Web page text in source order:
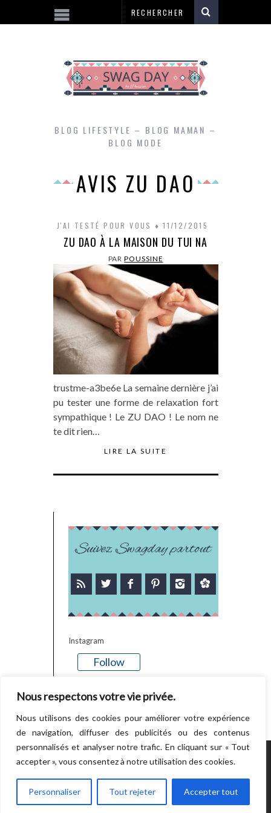
Nous respectons votre vie privée.
Nous utilisons des cookies pour améliorer votre expérience
de navigation, diffuser des publicités ou des contenus
personnalisés et analyser notre trafic. En cliquant sur « Tout
accepter », vous consentez à notre utilisation des cookies.
Personnaliser Tout rejeter Accepter tout
BLOG LIFESTYLE – BLOG MAMAN –
BLOG MODE
AVIS ZU DAO
J'AI TESTÉ POUR VOUS 11/12/2015
ZU DAO À LA MAISON DU TUI NA
PARPOUSSINE
trustme-a3be6e La semaine dernière j’ai
pu tester une forme de relaxation fort
sympathique ! Le ZU DAO ! Le nom ne
te dit rien…
LIRE LA SUITE
Suivez Swagday partout
Instagram
Follow
POWERED BY WORDPRESS.CREATED BY
THEMESINDEP
RETOUR EN HAUT